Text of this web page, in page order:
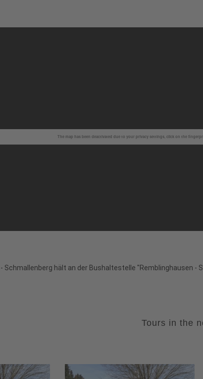
The map has been deactivated due to your privacy settings, click on the
Schmallenberg hält an der Bushaltestelle "Remblinghausen
Tours in the